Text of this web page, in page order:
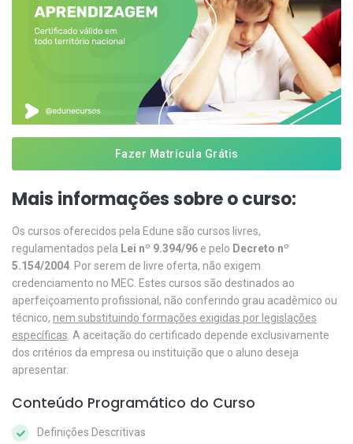
Fazer Matrícula Grátis
Mais informações sobre o curso:
Os cursos oferecidos pela Edune são cursos livres,
regulamentados pela Lei nº 9.394/96 e pelo Decreto nº
5.154/2004 . Por serem de livre oferta, não exigem
credenciamento no MEC. Estes cursos são destinados ao
aperfeiçoamento profissional, não conferindo grau acadêmico ou
técnico, nem substituindo formações exigidas por legislações
específicas . A aceitação do certificado depende exclusivamente
dos critérios da empresa ou instituição que o aluno deseja
apresentar.
Conteúdo Programático do Curso
Definições Descritivas